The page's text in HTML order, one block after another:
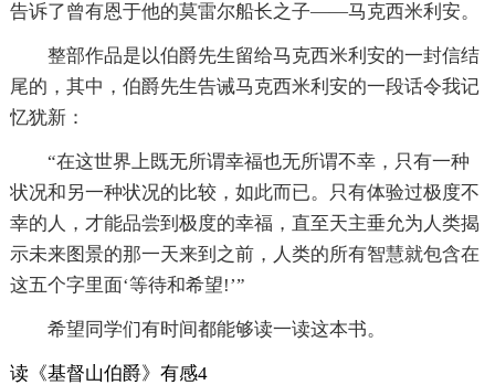
告诉了曾有恩于他的莫雷尔船长之子——马克西米利安。
整部作品是以伯爵先生留给马克西米利安的一封信结
尾的，其中，伯爵先生告诫马克西米利安的一段话令我记
忆犹新：
“在这世界上既无所谓幸福也无所谓不幸，只有一种
状况和另一种状况的比较，如此而已。只有体验过极度不
幸的人，才能品尝到极度的幸福，直至天主垂允为人类揭
示未来图景的那一天来到之前，人类的所有智慧就包含在
这五个字里面‘等待和希望!’”
希望同学们有时间都能够读一读这本书。
读《基督山伯爵》有感4